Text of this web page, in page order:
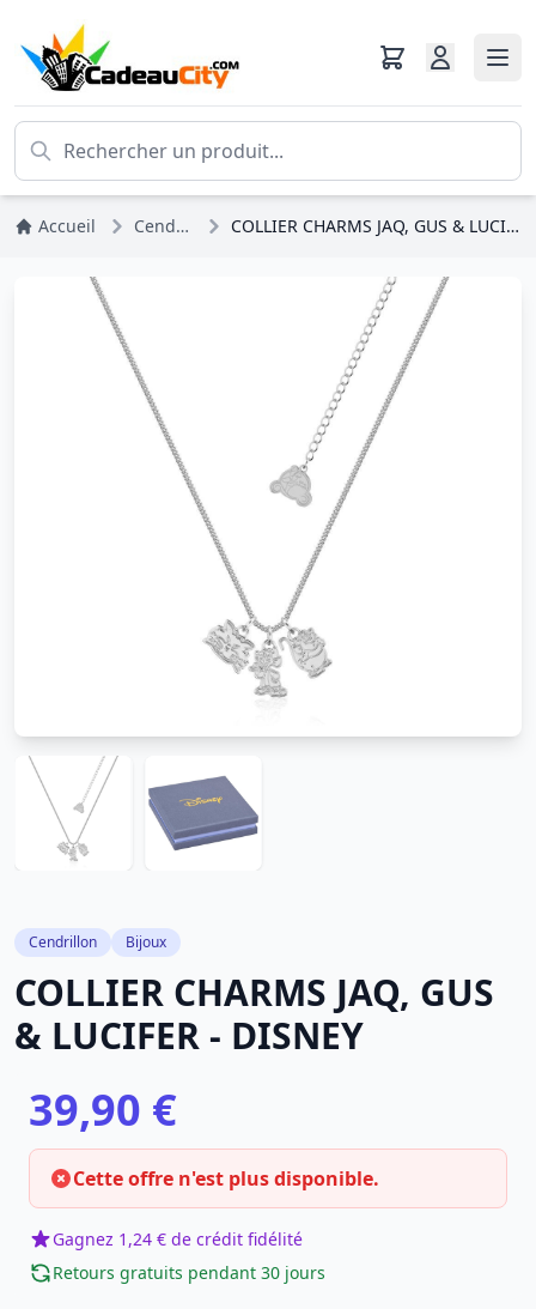
Accueil Cendrillon COLLIER CHARMS JAQ, GUS & LUCIFER - DISNEY
Cendrillon Bijoux
COLLIER CHARMS JAQ, GUS
& LUCIFER - DISNEY
39,90 €
Cette offre n'est plus disponible.
Gagnez 1,24 € de crédit fidélité
Retours gratuits pendant 30 jours